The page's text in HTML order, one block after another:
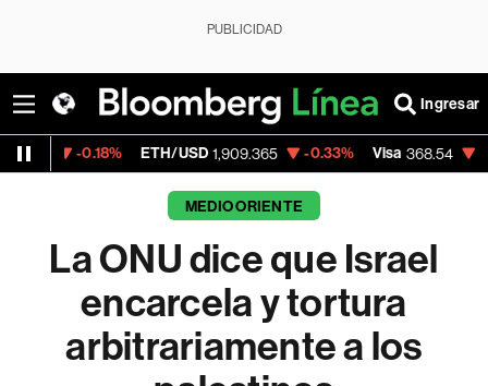
PUBLICIDAD
Ingresar
ETH/USD 1,909.365 -0.33% Visa 368.54 -0.28%
MEDIO ORIENTE
La ONU dice que Israel
encarcela y tortura
arbitrariamente a los